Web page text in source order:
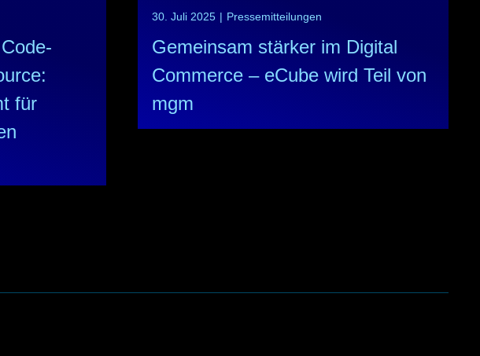
für
30. Juli 2025 | Pressemitteilungen
Gemeinsam stärker im Digital
Commerce – eCube wird Teil von
mgm